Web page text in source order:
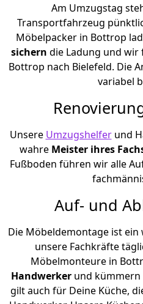
Am Umzugstag
Transportfahrzeug
Möbelpacker in Bottrop
sichern die Ladung und wir
Bottrop nach Bielefeld. Die
variabel
Unsere Umzugshelferund
wahre Meister ihres
Fußboden führen wir alle
Auf- und
Die Möbeldemontage ist ein
unsere Fachkräfte
Möbelmonteure in
Handwerker und kümmern
gilt auch für Deine Küche,